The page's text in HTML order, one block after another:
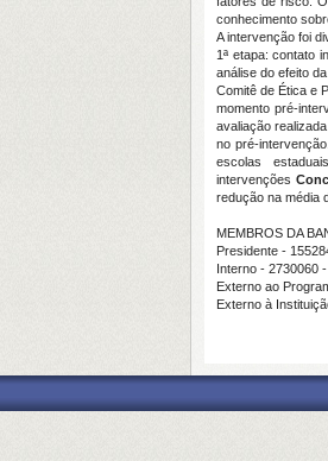
conhecimento
A intervenção foi
1ª etapa: contato
análise do efeito
Comitê de Ética e
momento pré-
avaliação
no pré-
escolas
intervenções
redução na média
MEMBROS DA
Presidente -
Interno - 2730060
Externo ao
Externo à